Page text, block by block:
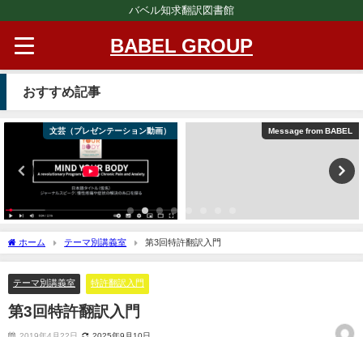
バベル知求翻訳図書館
BABEL GROUP
おすすめ記事
文芸（プレゼンテーション動画） Message from BABEL
ホーム テーマ別講義室 第3回特許翻訳入門
テーマ別講義室 特許翻訳入門
第3回特許翻訳入門
2019年4月22日 2025年9月10日